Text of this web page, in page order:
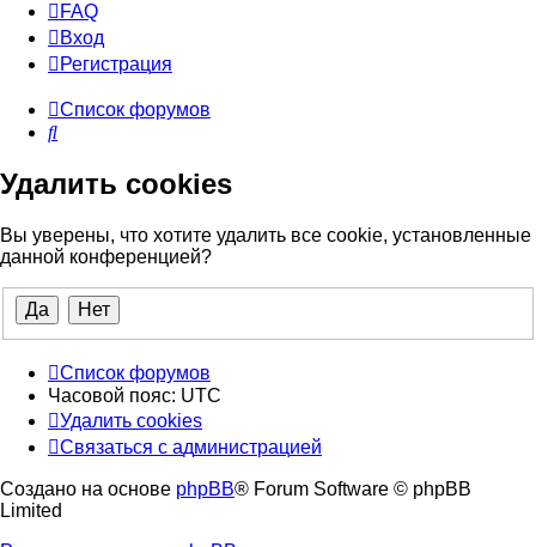
FAQ
Вход
Регистрация
Список форумов
Поиск
Удалить cookies
Вы уверены, что хотите удалить все cookie, установленные
данной конференцией?
Список форумов
Часовой пояс: UTC
Удалить cookies
Связаться
администрацией
Связаться с администрацией
Создано на основе phpBB® Forum Software © phpBB
Limited